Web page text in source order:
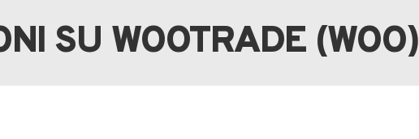
SU WOOTRADE (WOO)